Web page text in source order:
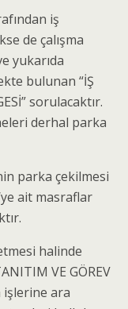
iş
de çalışma
yukarıda
bulunan “İŞ
sorulacaktır.
derhal parka
parka çekilmesi
ait masraflar
halinde
VE GÖREV
işlerine ara